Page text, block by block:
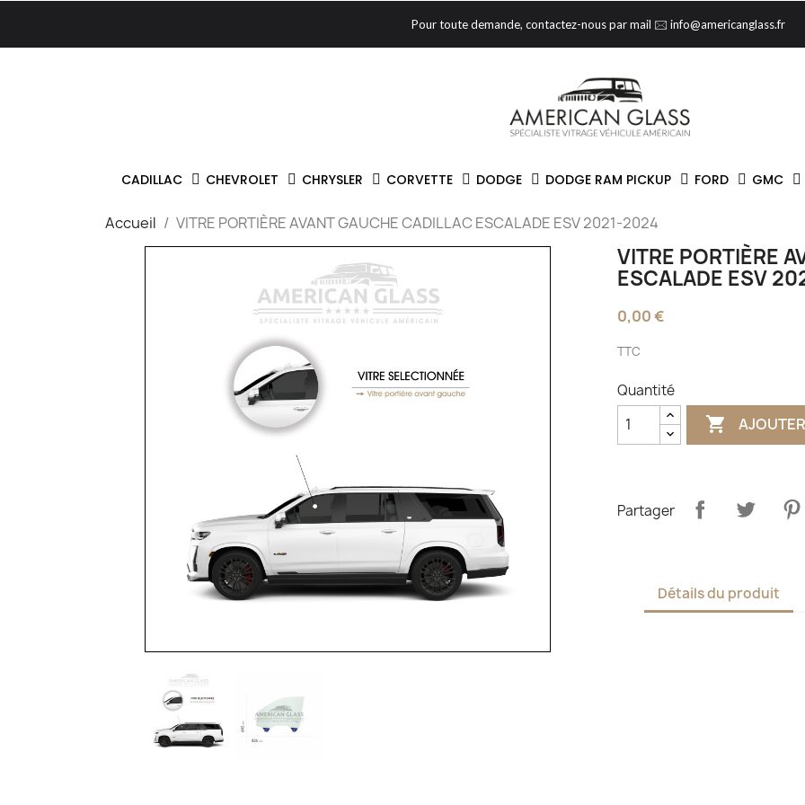
Pour toute demande, contactez-nous par mail 🖂 info@americanglass.fr
CADILLAC CHEVROLET CHRYSLER CORVETTE DODGE DODGE RAM PICKUP FORD GMC
Accueil VITRE PORTIÈRE AVANT GAUCHE CADILLAC ESCALADE ESV 2021-2024
VITRE PORTIÈRE
ESCALADE ESV
0,00 €
TTC
Quantité

Partager
Détails du produit